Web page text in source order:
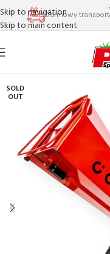
Skip to navigation
Skip to main content
Darmowy transport
SOLD
OUT